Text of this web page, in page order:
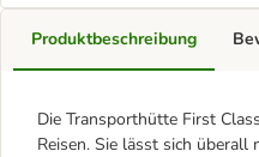
Produktbeschreibung
Die Transporthütte First
Reisen. Sie lässt sich